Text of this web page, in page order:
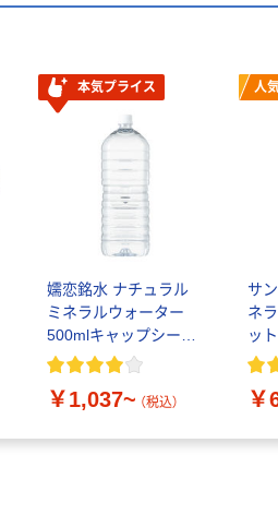
本気プライス
嬬恋銘水 ナチュラル
ミネラルウォーター
500mlキャップシール
付き／2Lラベルレス
￥1,037~ （税込）
人
サ
ネ
ッ
￥